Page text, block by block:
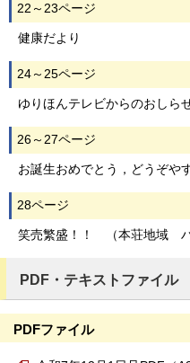
22～23ページ
健康だより
24～25ページ
ゆりほんテレビからのおしら
26～27ページ
お誕生おめでとう，どうぞ
28ページ
笑売繁盛！！ （本荘地域 ハ
PDF・テキストファイル
PDFファイル